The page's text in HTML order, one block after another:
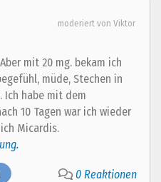
moderiert von Viktor
mit 20 mg. bekam ich
müde, Stechen in
Ich habe mit dem
10 Tagen war ich wieder
Micardis.
0 Reaktionen